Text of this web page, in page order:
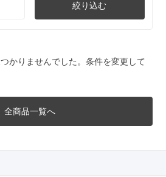
絞り込む
かりませんでした。条件を変更して
全商品一覧へ